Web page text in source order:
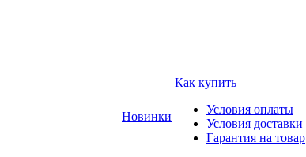
Новинки
Как купить
Условия оплаты
Условия доставки
Гарантия на товар